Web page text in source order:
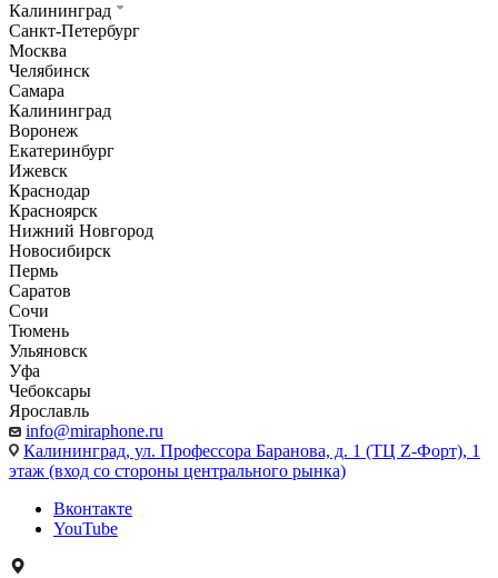
Калининград
Санкт-Петербург
Москва
Челябинск
Самара
Калининград
Воронеж
Екатеринбург
Ижевск
Краснодар
Красноярск
Нижний Новгород
Новосибирск
Пермь
Саратов
Сочи
Тюмень
Ульяновск
Уфа
Чебоксары
Ярославль
info@miraphone.ru
Калининград, ул. Профессора Баранова, д. 1 (ТЦ Z-Форт), 1
этаж (вход со стороны центрального рынка)
Вконтакте
YouTube